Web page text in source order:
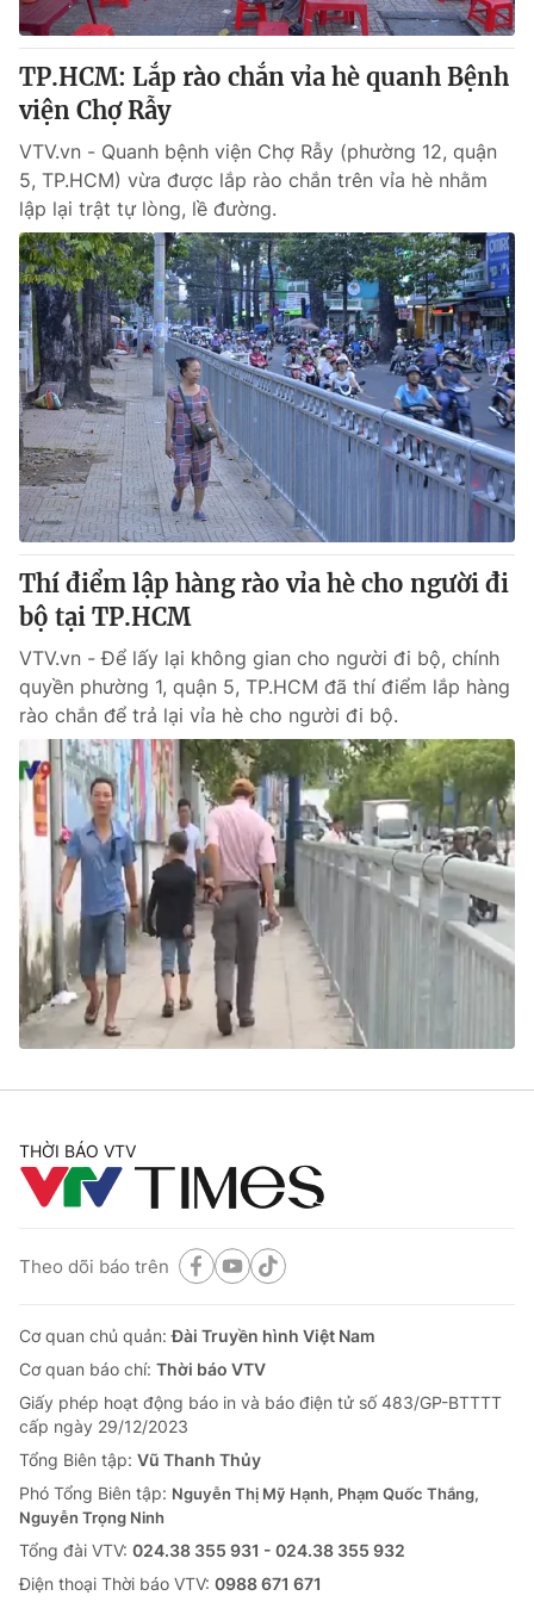
® Cấm sao chép dưới mọi hình thức nếu không có sự chấp
thông tin từ website này.
TP.HCM: Lắp rào chắn vỉa hè quanh Bệnh
viện Chợ Rẫy
VTV.vn - Quanh bệnh viện Chợ Rẫy (phường 12, quận
5, TP.HCM) vừa được lắp rào chắn trên vỉa hè nhằm
lập lại trật tự lòng, lề đường.
Thí điểm lập hàng rào vỉa hè cho người đi
bộ tại TP.HCM
VTV.vn - Để lấy lại không gian cho người đi bộ, chính
quyền phường 1, quận 5, TP.HCM đã thí điểm lắp hàng
rào chắn để trả lại vỉa hè cho người đi bộ.
THỜI BÁO VTV
Theo dõi báo trên
Cơ quan chủ quản:Đài Truyền hình Việt Nam
Cơ quan báo chí: Thời báo VTV
Giấy phép hoạt động báo in và báo điện tử số 483/GP-BTTTT
cấp ngày 29/12/2023
Tổng Biên tập: Vũ Thanh Thủy
Phó Tổng Biên tập: Nguyễn Thị Mỹ Hạnh, Phạm Quốc Thắng,
Nguyễn Trọng Ninh
Tổng đài VTV: 024.38 355 931 - 024.38 355 932
Ðiện thoại Thời báo VTV: 0988 671 671